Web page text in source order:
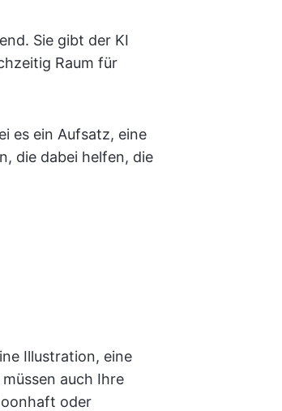
Sie gibt der KI
Raum für
es ein Aufsatz, eine
die dabei helfen, die
Illustration, eine
auch Ihre
oder